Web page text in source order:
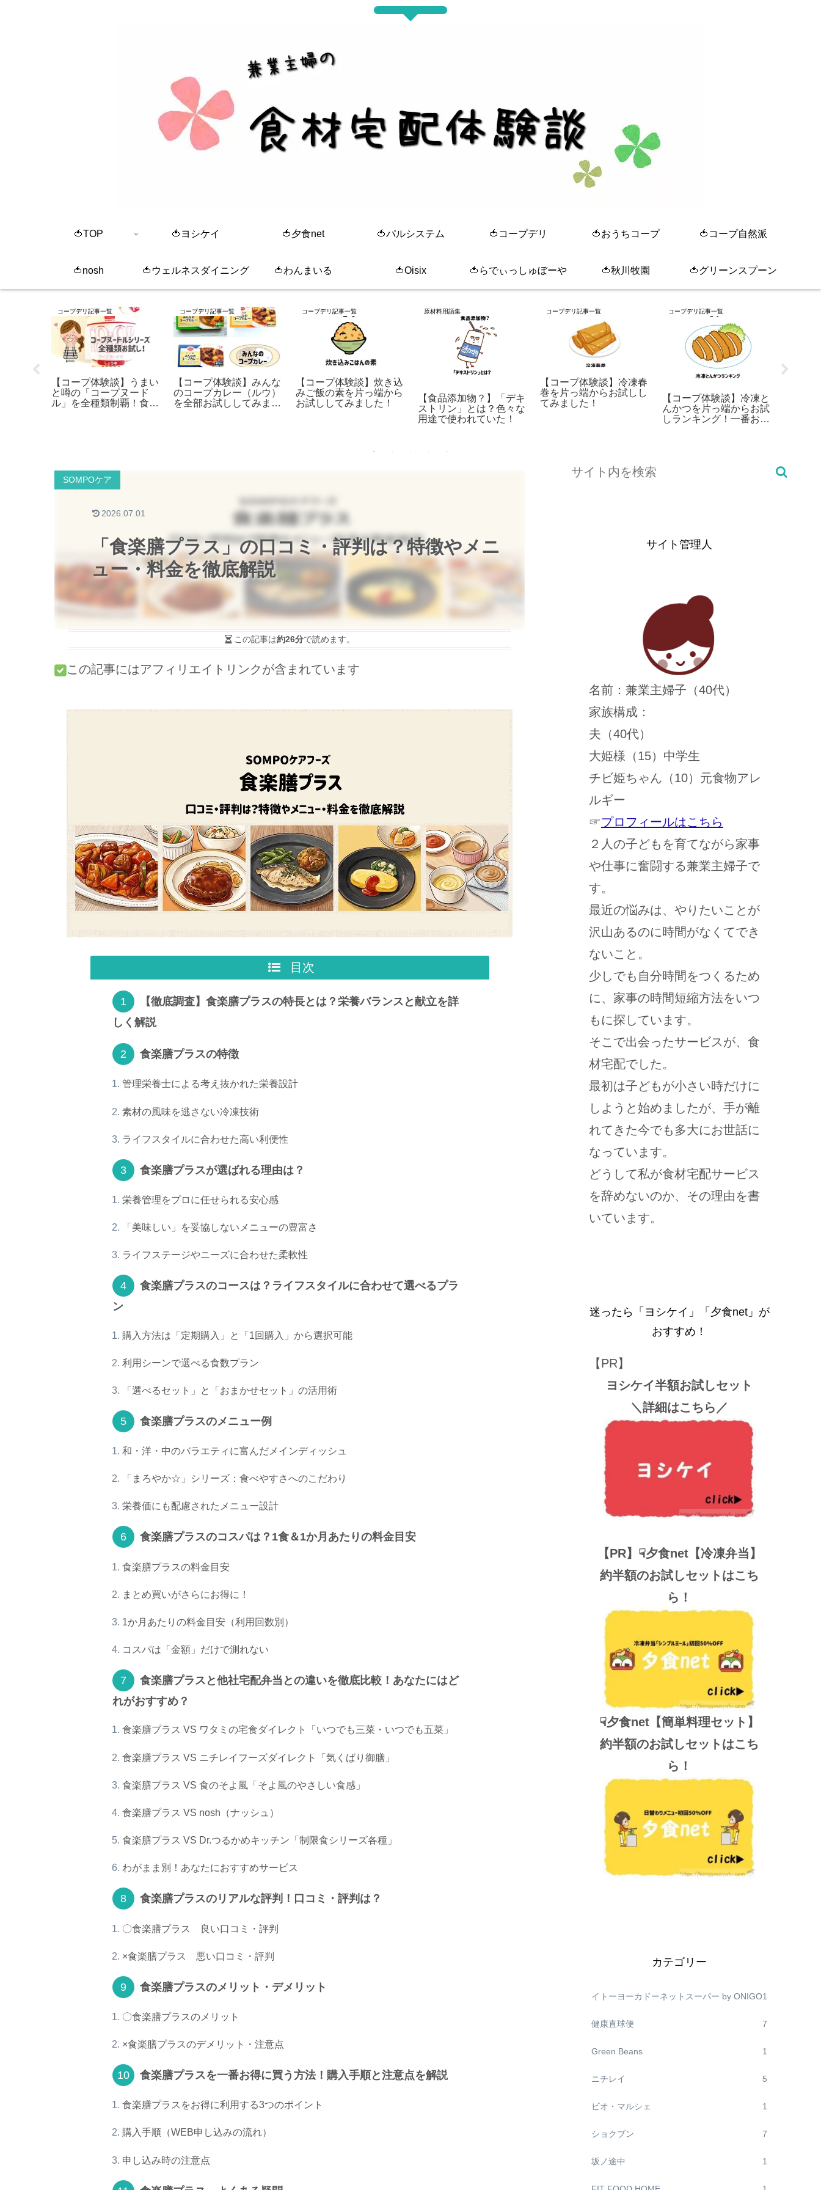
🍅TOP 🍅ヨシケイ 🍅夕食net 🍅パルシステム 🍅コープデリ 🍅おうちコープ 🍅コープ自然派
🍅nosh 🍅ウェルネスダイニング 🍅わんまいる 🍅Oisix 🍅らでぃっしゅぼーや 🍅秋川牧園 🍅グリーンスプーン
コープデリ記事一覧
【コープ体験談】うまい
と噂の「コープヌード
ル」を全種類制覇！食べ
コープデリ記事一覧
【コープ体験談】みんな
のコープカレー（ルウ）
を全部お試ししてみまし
コープデリ記事一覧
【コープ体験談】炊き込
みご飯の素を片っ端から
お試ししてみました！
原材料用語集
【食品添加物？】「デキ
ストリン」とは？色々な
用途で使われていた！
コープデリ記事一覧
【コープ体験談】冷凍春
巻を片っ端からお試しし
てみました！
コープデリ記事一覧
【コープ体験談】冷凍と
んかつを片っ端からお試
しランキング！一番おい
「食楽膳プラス」の口コミ・評判は？特徴やメニ
ュー・料金を徹底解説
SOMPOケア
2026.07.01
この記事は約26分で読めます。
この記事にはアフィリエイトリンクが含まれています
目次
【徹底調査】食楽膳プラスの特長とは？栄養バランスと献立を詳
しく解説
食楽膳プラスの特徴
管理栄養士による考え抜かれた栄養設計
素材の風味を逃さない冷凍技術
ライフスタイルに合わせた高い利便性
食楽膳プラスが選ばれる理由は？
栄養管理をプロに任せられる安心感
「美味しい」を妥協しないメニューの豊富さ
ライフステージやニーズに合わせた柔軟性
食楽膳プラスのコースは？ライフスタイルに合わせて選べるプラ
ン
購入方法は「定期購入」と「1回購入」から選択可能
利用シーンで選べる食数プラン
「選べるセット」と「おまかせセット」の活用術
食楽膳プラスのメニュー例
和・洋・中のバラエティに富んだメインディッシュ
「まろやか☆」シリーズ：食べやすさへのこだわり
栄養価にも配慮されたメニュー設計
食楽膳プラスのコスパは？1食＆1か月あたりの料金目安
食楽膳プラスの料金目安
まとめ買いがさらにお得に！
1か月あたりの料金目安（利用回数別）
コスパは「金額」だけで測れない
食楽膳プラスと他社宅配弁当との違いを徹底比較！あなたにはど
れがおすすめ？
食楽膳プラス VS ワタミの宅食ダイレクト「いつでも三菜・いつでも五菜」
食楽膳プラス VS ニチレイフーズダイレクト「気くばり御膳」
食楽膳プラス VS 食のそよ風「そよ風のやさしい食感」
食楽膳プラス VS nosh（ナッシュ）
食楽膳プラス VS Dr.つるかめキッチン「制限食シリーズ各種」
わがまま別！あなたにおすすめサービス
食楽膳プラスのリアルな評判！口コミ・評判は？
〇食楽膳プラス 良い口コミ・評判
×食楽膳プラス 悪い口コミ・評判
食楽膳プラスのメリット・デメリット
〇食楽膳プラスのメリット
×食楽膳プラスのデメリット・注意点
食楽膳プラスを一番お得に買う方法！購入手順と注意点を解説
食楽膳プラスをお得に利用する3つのポイント
購入手順（WEB申し込みの流れ）
申し込み時の注意点
サイト管理人
名前：兼業主婦子（40代）
家族構成：
夫（40代）
大姫様（15）中学生
チビ姫ちゃん（10）元食物アレ
ルギー
☞プロフィールはこちら
２人の子どもを育てながら家事
や仕事に奮闘する兼業主婦子で
す。
最近の悩みは、やりたいことが
沢山あるのに時間がなくてでき
ないこと。
少しでも自分時間をつくるため
に、家事の時間短縮方法をいつ
もに探しています。
そこで出会ったサービスが、食
材宅配でした。
最初は子どもが小さい時だけに
しようと始めましたが、手が離
れてきた今でも多大にお世話に
なっています。
どうして私が食材宅配サービス
を辞めないのか、その理由を書
いています。
迷ったら「ヨシケイ」「夕食net」が
おすすめ！
【PR】
ヨシケイ半額お試しセット
＼詳細はこちら／
【PR】☟夕食net【冷凍弁当】
約半額のお試しセットはこち
ら！
☟夕食net【簡単料理セット】
約半額のお試しセットはこち
ら！
カテゴリー
イトーヨーカドーネットスーパー by ONIGO1
健康直球便 7
Green Beans 1
ニチレイ 5
ビオ・マルシェ 1
ショクブン 7
坂ノ途中 1